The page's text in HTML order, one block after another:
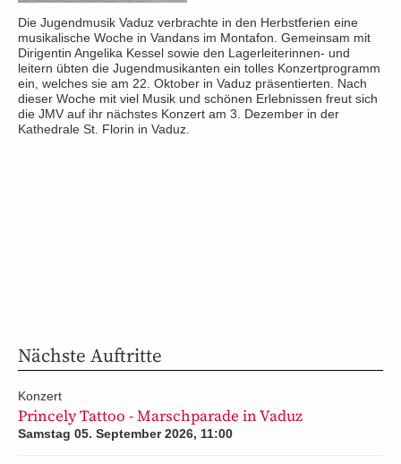
Die Jugendmusik Vaduz verbrachte in den Herbstferien eine
musikalische Woche in Vandans im Montafon. Gemeinsam mit
Dirigentin Angelika Kessel sowie den Lagerleiterinnen- und
leitern übten die Jugendmusikanten ein tolles Konzertprogramm
ein, welches sie am 22. Oktober in Vaduz präsentierten. Nach
dieser Woche mit viel Musik und schönen Erlebnissen freut sich
die JMV auf ihr nächstes Konzert am 3. Dezember in der
Kathedrale St. Florin in Vaduz.
Nächste Auftritte
Konzert
Princely Tattoo - Marschparade in Vaduz
Samstag 05. September 2026, 11:00